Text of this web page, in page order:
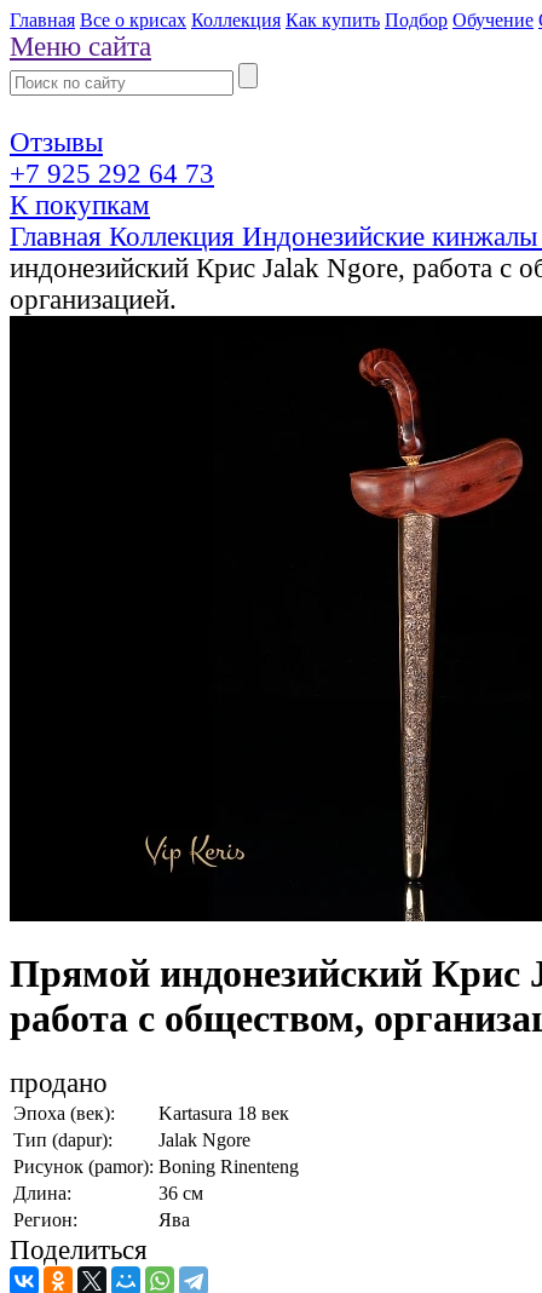
Главная Все о крисах Коллекция Как купить Подбор Обучение
Меню сайта
Отзывы
+7 925 292 64 73
К покупкам
Главная Коллекция Индонезийские
индонезийский Крис Jalak Ngore, работа с
организацией.
Прямой индонезийский Крис
работа с обществом,
продано
Эпоха (век):
Kartasura 18 век
Тип (dapur):
Jalak Ngore
Рисунок (pamor): Boning Rinenteng
Длина:
36 см
Регион:
Ява
Поделиться